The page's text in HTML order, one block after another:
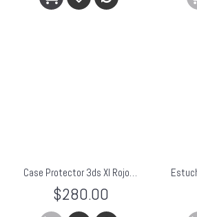
Case Protector 3ds Xl Rojo Hori
$280.00